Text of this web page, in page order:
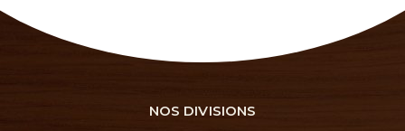
NOS DIVISIONS